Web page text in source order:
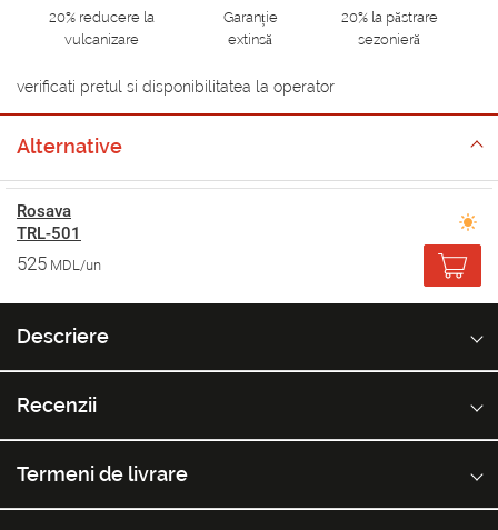
20% reducere la
vulcanizare
Garanție
extinsă
20% la păstrare
sezonieră
verificati pretul si disponibilitatea la operator
Alternative
Rosava
TRL-501
525 MDL/un
Descriere
Recenzii
Termeni de livrare